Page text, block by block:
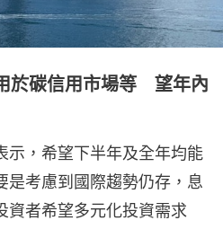
於碳信用市場等 望年內
示，希望下半年及全年均能
是考慮到國際趨勢仍存，息
資者希望多元化投資需求